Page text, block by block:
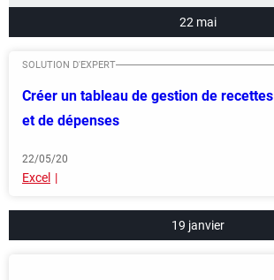
22 mai
Créer un tableau de gestion de recettes
et de dépenses
22/05/20
Excel
19 janvier